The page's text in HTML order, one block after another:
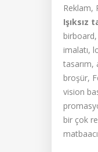
Reklam,
Işıksız
imalatı,
tasarım,
broşür,
vision
bir çok